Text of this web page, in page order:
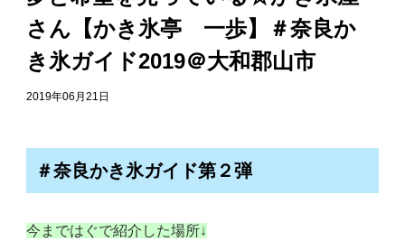
さん【かき氷亭 一歩】＃奈良か
き氷ガイド2019＠大和郡山市
2019年06月21日
＃奈良かき氷ガイド第２弾
今まではぐで紹介した場所↓